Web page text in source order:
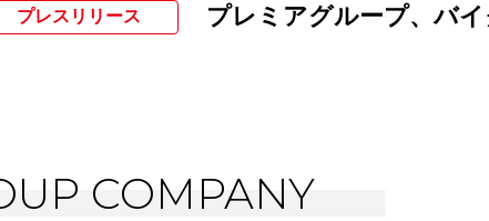
プレスリリース
COMPANY